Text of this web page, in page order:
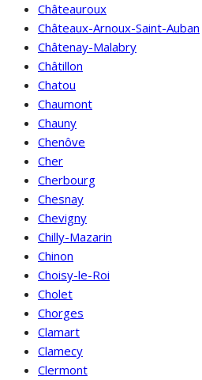
Châteauroux
Châteaux-Arnoux-Saint-Auban
Châtenay-Malabry
Châtillon
Chatou
Chaumont
Chauny
Chenôve
Cher
Cherbourg
Chesnay
Chevigny
Chilly-Mazarin
Chinon
Choisy-le-Roi
Cholet
Chorges
Clamart
Clamecy
Clermont